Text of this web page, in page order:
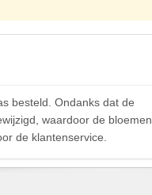
besteld. Ondanks dat de
waardoor de bloemen
de klantenservice.